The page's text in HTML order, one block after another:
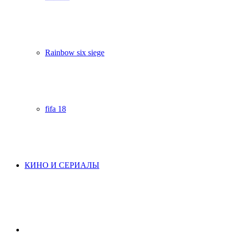
Rainbow six siege
fifa 18
КИНО И СЕРИАЛЫ